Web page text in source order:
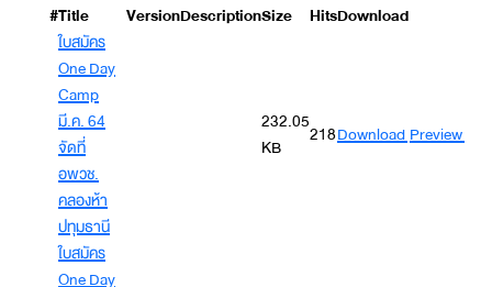
#Title VersionDescriptionSize HitsDownload
ใบสมัคร
One Day
Camp
มี.ค. 64
จัดที่
อพวช.
คลองห้า
ปทุมธานี
232.05
KB
218DownloadPreview
ใบสมัคร
One Day